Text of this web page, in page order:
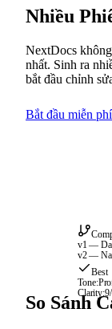
Nhiều
NextDocs
nhất. Sinh ra
bắt đầu chỉnh
Bắt đầu miễn phí
v1 —
v2 —
Best
Tone:
Clarity:
So Sánh